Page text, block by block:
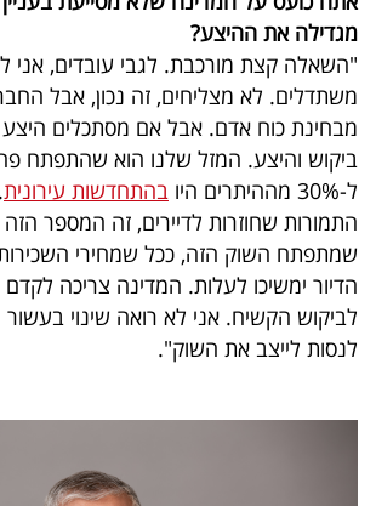
מגדילה את ההיצע?
"השאלה קצת מורכבת. לגבי עובדים, אני
משתדלים. לא מצליחים, זה נכון, אבל
מבחינת כוח אדם. אבל אם מסתכלים
ביקוש והיצע. המזל שלנו הוא שהתפתח פה
ל-30% מההיתרים היו
בהתחדשות עירונית
התמורות שחוזרות לדיירים, זה המספר
שמתפתח השוק הזה, ככל שמחירי השכירות
הדיור ימשיכו לעלות. המדינה צריכה
לביקוש הקשיח. אני לא רואה שינוי
לנסות לייצב את השוק".